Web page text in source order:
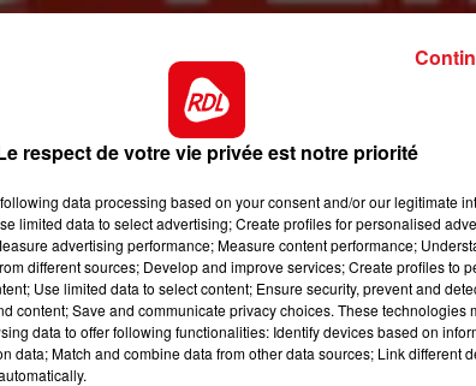
12h00 - 13h00
RDL & VOUS
Payant
20€ les 6 cartons
Partie spéciale 10€ le carton
respect de votre vie privée est notre priorité
data processing based on your consent and/or our legitimate
limited data to select advertising; Create profiles for personalised
advertising performance; Measure content performance;
different sources; Develop and improve services; Create profiles to
Use limited data to select content; Ensure security, prevent and
content; Save and communicate privacy choices. These technologies
data to offer following functionalities: Identify devices based on
data; Match and combine data from other data sources; Link different